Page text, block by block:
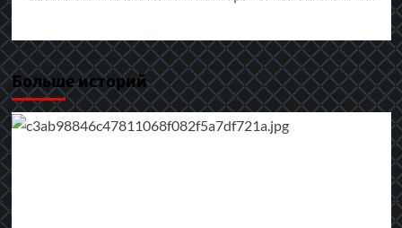
Больше историй